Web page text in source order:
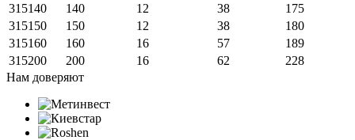
315140
140 12 38
175
315150
150 12 38
180
315160
160 16 57
189
315200
200 16 62
228
Нам доверяют